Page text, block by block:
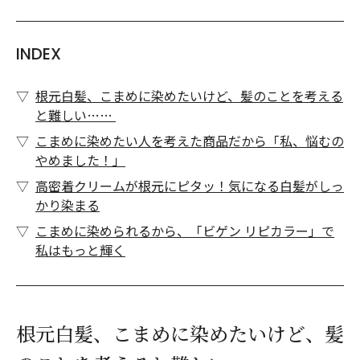
INDEX
根元白髪、こまめに染めたいけど、髪のことを考える
と難しい……
こまめに染めたい人を考えた商品だから「私、悩むの
やめました！」
高密着クリームが根元にピタッ！気になる白髪がしっ
かり染まる
こまめに染められるから、「ビゲン リピカラー」で
私はもっと輝く
根元白髪、こまめに染めたいけど、髪